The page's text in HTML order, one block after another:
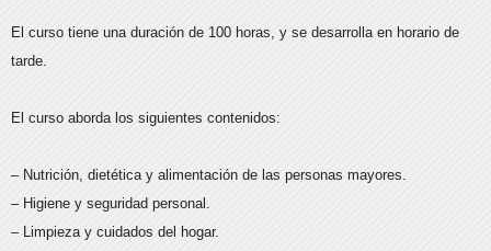
El curso tiene una duración de 100 horas, y se desarrolla en horario de
tarde.
El curso aborda los siguientes contenidos:
– Nutrición, dietética y alimentación de las personas mayores.
– Higiene y seguridad personal.
– Limpieza y cuidados del hogar.